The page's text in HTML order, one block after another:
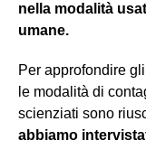
nella modalità
umane.
Per approfondire
le modalità di
scienziati sono
abbiamo